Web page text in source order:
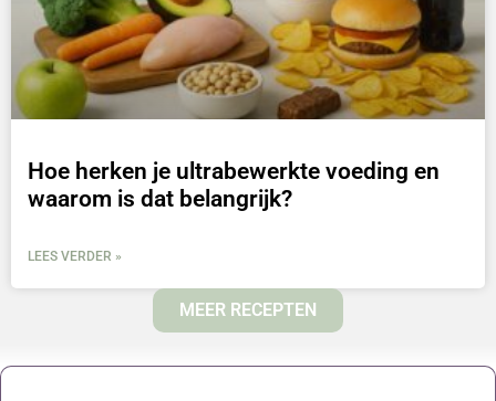
Hoe herken je ultrabewerkte voeding en
waarom is dat belangrijk?
LEES VERDER »
MEER RECEPTEN